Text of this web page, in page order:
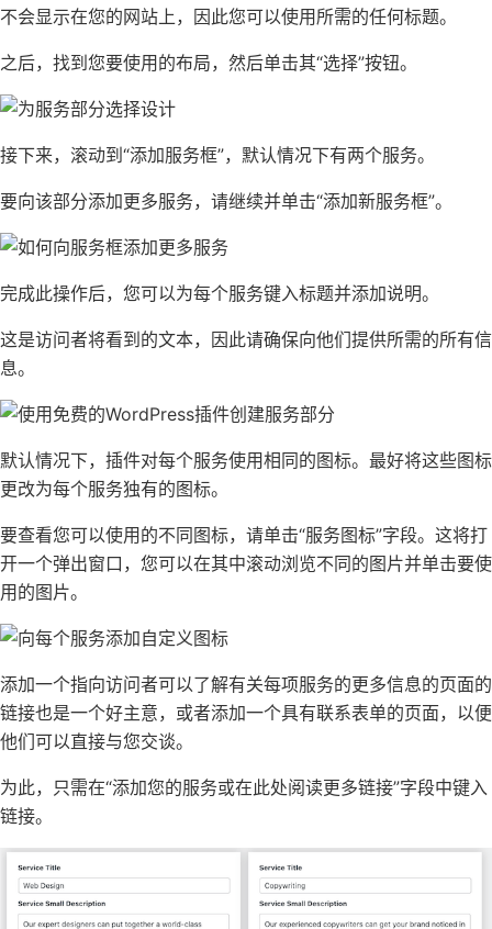
不会显示在您的网站上，因此您可以使用所需的任何标题。
之后，找到您要使用的布局，然后单击其“选择”按钮。
接下来，滚动到“添加服务框”，默认情况下有两个服务。
要向该部分添加更多服务，请继续并单击“添加新服务框”。
完成此操作后，您可以为每个服务键入标题并添加说明。
这是访问者将看到的文本，因此请确保向他们提供所需的所有信
息。
默认情况下，插件对每个服务使用相同的图标。最好将这些图标
更改为每个服务独有的图标。
要查看您可以使用的不同图标，请单击“服务图标”字段。这将打
开一个弹出窗口，您可以在其中滚动浏览不同的图片并单击要使
用的图片。
添加一个指向访问者可以了解有关每项服务的更多信息的页面的
链接也是一个好主意，或者添加一个具有联系表单的页面，以便
他们可以直接与您交谈。
为此，只需在“添加您的服务或在此处阅读更多链接”字段中键入
链接。